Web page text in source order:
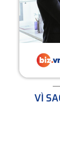
VÌ